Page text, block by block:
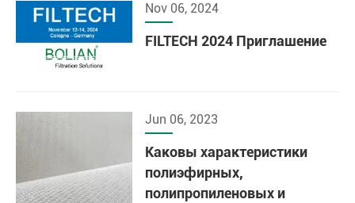
Nov 06, 2024
FILTECH 2024 Приглашение
Jun 06, 2023
Каковы характеристики
полиэфирных,
полипропиленовых и